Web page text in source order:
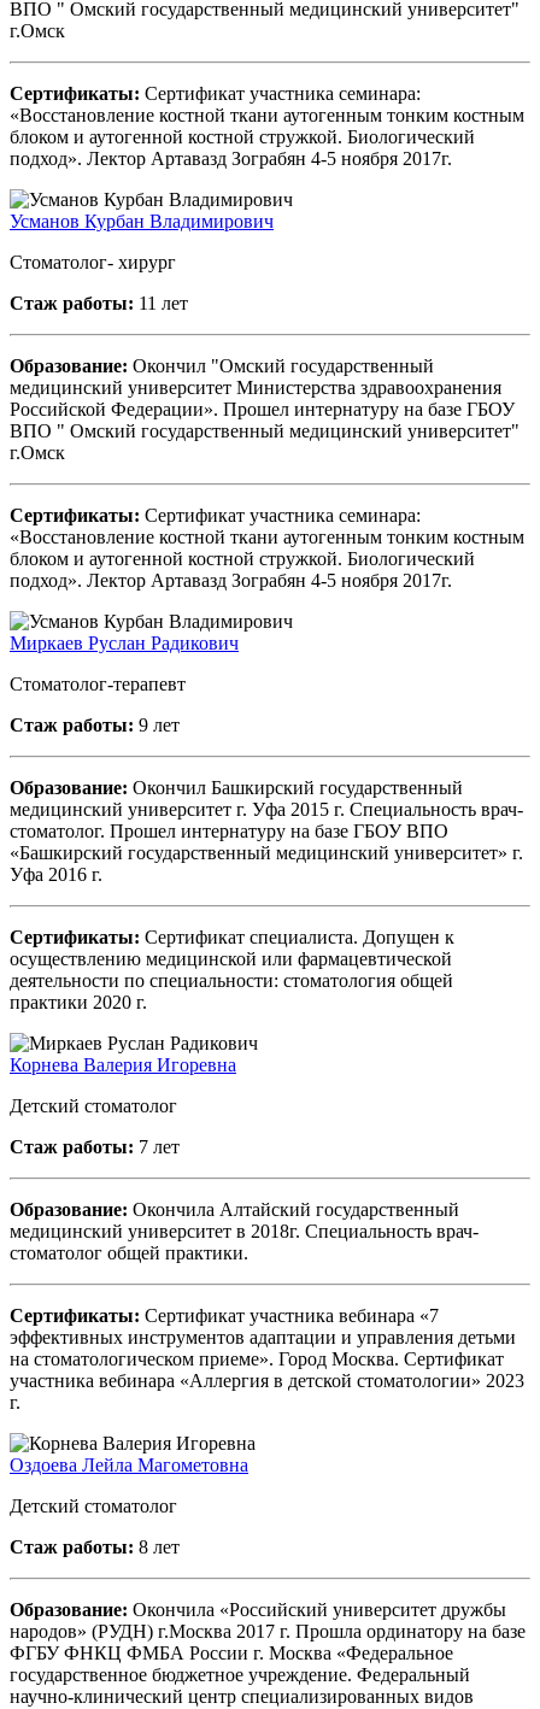
ВПО " Омский государственный медицинский университет"
г.Омск
Сертификаты: Сертификат участника семинара:
«Восстановление костной ткани аутогенным тонким костным
блоком и аутогенной костной стружкой. Биологический
подход». Лектор Артавазд Зограбян 4-5 ноября 2017г.
Усманов Курбан Владимирович
Стоматолог- хирург
Стаж работы: 11 лет
Образование: Окончил "Омский государственный
медицинский университет Министерства здравоохранения
Российской Федерации». Прошел интернатуру на базе ГБОУ
ВПО " Омский государственный медицинский университет"
г.Омск
Сертификаты: Сертификат участника семинара:
«Восстановление костной ткани аутогенным тонким костным
блоком и аутогенной костной стружкой. Биологический
подход». Лектор Артавазд Зограбян 4-5 ноября 2017г.
Миркаев Руслан Радикович
Стоматолог-терапевт
Стаж работы: 9 лет
Образование: Окончил Башкирский государственный
медицинский университет г. Уфа 2015 г. Специальность врач-
стоматолог. Прошел интернатуру на базе ГБОУ ВПО
«Башкирский государственный медицинский университет» г.
Уфа 2016 г.
Сертификаты: Сертификат специалиста. Допущен к
осуществлению медицинской или фармацевтической
деятельности по специальности: стоматология общей
практики 2020 г.
Корнева Валерия Игоревна
Детский стоматолог
Стаж работы: 7 лет
Образование: Окончила Алтайский государственный
медицинский университет в 2018г. Специальность врач-
стоматолог общей практики.
Сертификаты: Сертификат участника вебинара «7
эффективных инструментов адаптации и управления детьми
на стоматологическом приеме». Город Москва. Сертификат
участника вебинара «Аллергия в детской стоматологии» 2023
г.
Оздоева Лейла Магометовна
Детский стоматолог
Стаж работы: 8 лет
Образование: Окончила «Российский университет дружбы
народов» (РУДН) г.Москва 2017 г. Прошла ординатору на базе
ФГБУ ФНКЦ ФМБА России г. Москва «Федеральное
государственное бюджетное учреждение. Федеральный
научно-клинический центр специализированных видов